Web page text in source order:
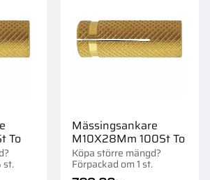
To
st.
Mässingsankare
M10X28Mm 100St To
Köpa större mängd?
Förpackad om 1 st.